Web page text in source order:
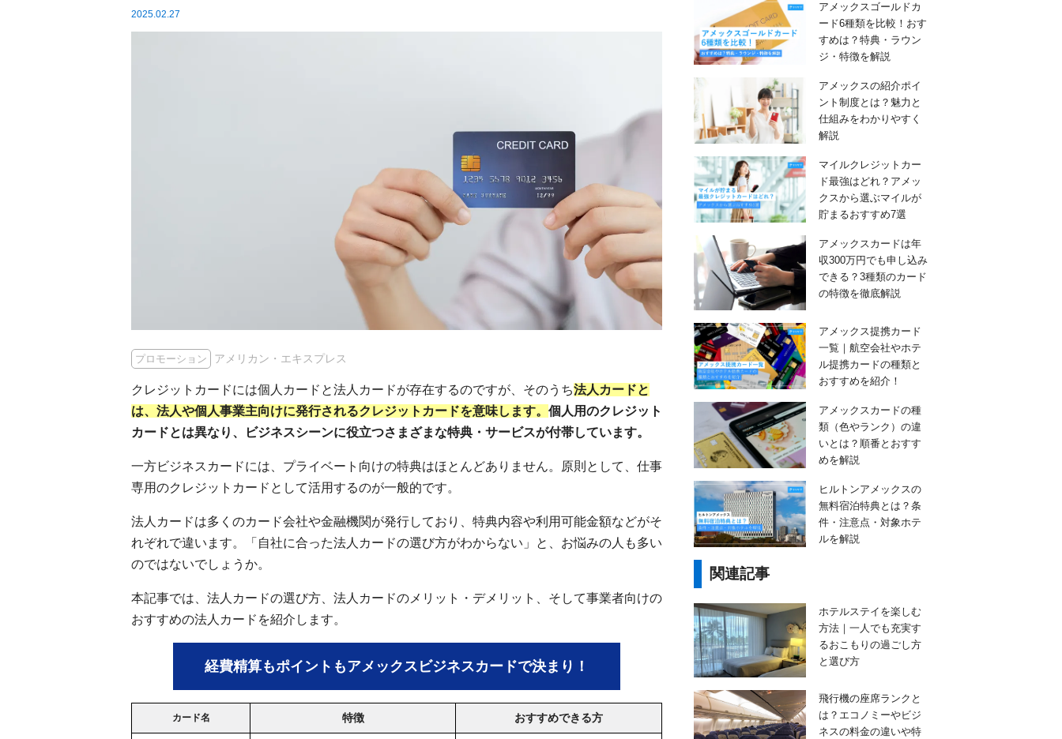
2025.02.27
プロモーション アメリカン・エキスプレス
クレジットカードには個人カードと法人カードが存在するのですが、そのうち法人カードと
は、法人や個人事業主向けに発行されるクレジットカードを意味します。 個人用のクレジット
カードとは異なり、ビジネスシーンに役立つさまざまな特典・サービスが付帯しています。
一方ビジネスカードには、プライベート向けの特典はほとんどありません。原則として、仕事
専用のクレジットカードとして活用するのが一般的です。
法人カードは多くのカード会社や金融機関が発行しており、特典内容や利用可能金額などがそ
れぞれで違います。「自社に合った法人カードの選び方がわからない」と、お悩みの人も多い
のではないでしょうか。
本記事では、法人カードの選び方、法人カードのメリット・デメリット、そして事業者向けの
おすすめの法人カードを紹介します。
経費精算もポイントもアメックスビジネスカードで決まり！
カード名 特徴 おすすめできる方
アメックスゴールドカ
ード6種類を比較！おす
すめは？特典・ラウン
ジ・特徴を解説
アメックスの紹介ポイ
ント制度とは？魅力と
仕組みをわかりやすく
解説
マイルクレジットカー
ド最強はどれ？アメッ
クスから選ぶマイルが
貯まるおすすめ7選
アメックスカードは年
収300万円でも申し込み
できる？3種類のカード
の特徴を徹底解説
アメックス提携カード
一覧｜航空会社やホテ
ル提携カードの種類と
おすすめを紹介！
アメックスカードの種
類（色やランク）の違
いとは？順番とおすす
めを解説
ヒルトンアメックスの
無料宿泊特典とは？条
件・注意点・対象ホテ
ルを解説
関連記事
ホテルステイを楽しむ
方法｜一人でも充実す
るおこもりの過ごし方
と選び方
飛行機の座席ランクと
は？エコノミーやビジ
ネスの料金の違いや特